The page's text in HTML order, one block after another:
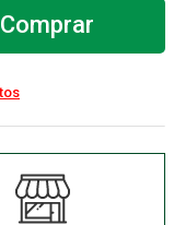
Comprar